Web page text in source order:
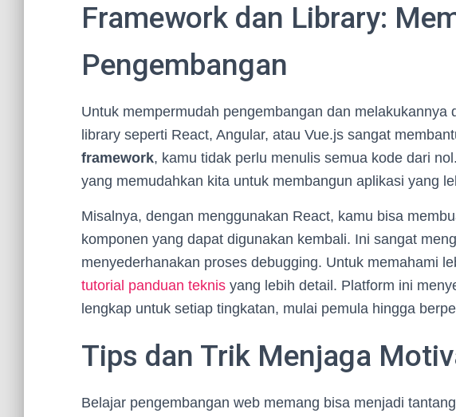
Framework dan Library:
Pengembangan
Untuk mempermudah pengembangan dan melakukannya
library seperti React, Angular, atau Vue.js sangat
framework, kamu tidak perlu menulis semua kode dari
yang memudahkan kita untuk membangun aplikasi yang
Misalnya, dengan menggunakan React, kamu bisa
komponen yang dapat digunakan kembali. Ini sangat
menyederhanakan proses debugging. Untuk memahami
tutorial panduan teknis yang lebih detail. Platform ini
lengkap untuk setiap tingkatan, mulai pemula hingga
Tips dan Trik Menjaga
Belajar pengembangan web memang bisa menjadi